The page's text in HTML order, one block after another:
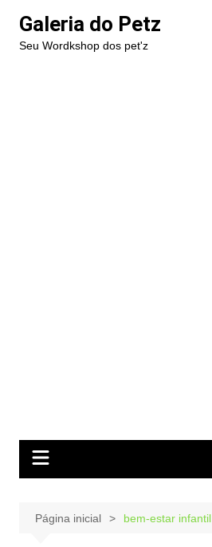
paraGaleria do Petz
Seu Wordkshop dos pet'z
Página inicial bem-estar infantil